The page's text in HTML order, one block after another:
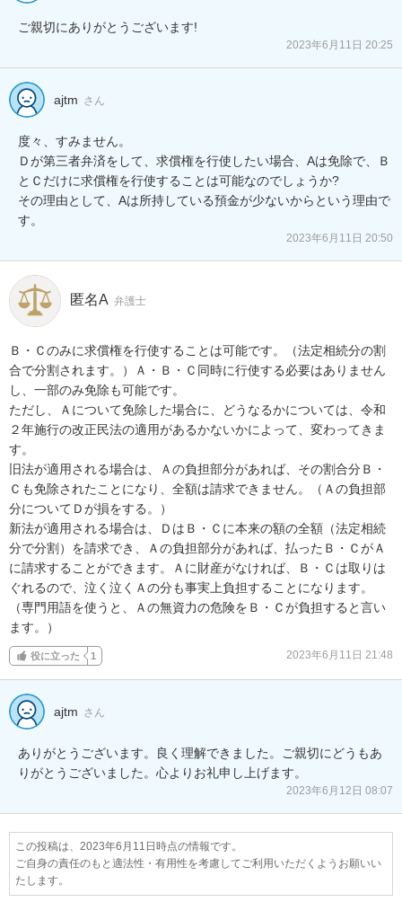
ご親切にありがとうございます!
2023年6月11日 20:25
ajtm さん
度々、すみません。
Ｄが第三者弁済をして、求償権を行使したい場合、Aは免除で、Ｂ
とＣだけに求償権を行使することは可能なのでしょうか?
その理由として、Aは所持している預金が少ないからという理由で
す。
2023年6月11日 20:50
匿名A 弁護士
Ｂ・Ｃのみに求償権を行使することは可能です。（法定相続分の割
合で分割されます。）Ａ・Ｂ・Ｃ同時に行使する必要はありません
し、一部のみ免除も可能です。
ただし、Ａについて免除した場合に、どうなるかについては、令和
２年施行の改正民法の適用があるかないかによって、変わってきま
す。
旧法が適用される場合は、Ａの負担部分があれば、その割合分Ｂ・
Ｃも免除されたことになり、全額は請求できません。（Ａの負担部
分についてＤが損をする。）
新法が適用される場合は、ＤはＢ・Ｃに本来の額の全額（法定相続
分で分割）を請求でき、Ａの負担部分があれば、払ったＢ・ＣがＡ
に請求することができます。Ａに財産がなければ、Ｂ・Ｃは取りは
ぐれるので、泣く泣くＡの分も事実上負担することになります。
（専門用語を使うと、Ａの無資力の危険をＢ・Ｃが負担すると言い
ます。）
役に立った 1 2023年6月11日 21:48
ajtm さん
ありがとうございます。良く理解できました。ご親切にどうもあ
りがとうございました。心よりお礼申し上げます。
2023年6月12日 08:07
この投稿は、2023年6月11日時点の情報です。
ご自身の責任のもと適法性・有用性を考慮してご利用いただくようお願いい
たします。